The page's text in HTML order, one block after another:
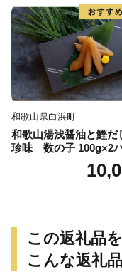
和歌山県白浜町
和歌山湯浅醤油と鰹だ
珍味 数の子 100g×2
この返礼品
こんな返礼